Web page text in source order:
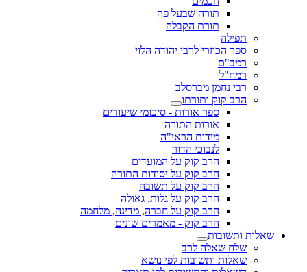
תורה שבעל פה
תורת הקבלה
תפילה
ספר הכוזרי לרבי יהודה הלוי
רמב"ם
רמח"ל
רבי נחמן מברסלב
הרב קוק ותורתו
ספר אורות - סיכומי שיעורים
אורות התורה
מידות הראי"ה
לנבוכי הדור
הרב קוק על המועדים
הרב קוק על יסודות התורה
הרב קוק על תשובה
הרב קוק על גלות, גאולה
הרב קוק על חברה, מדינה, מלחמה
הרב קוק - מאמרים שונים
שאלות ותשובות
שלח שאלה לרב
שאלות ותשובות לפי נושא